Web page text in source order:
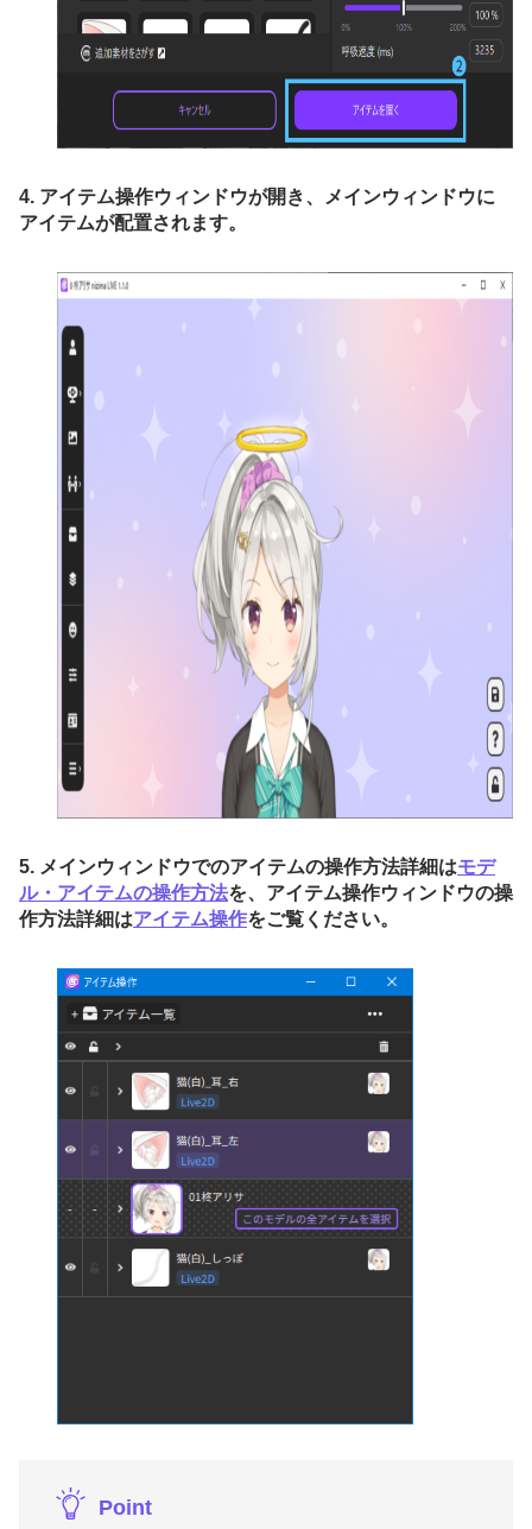
4. アイテム操作ウィンドウが開き、メインウィンドウに
アイテムが配置されます。
5. メインウィンドウでのアイテムの操作方法詳細はモデ
ル・アイテムの操作方法を、アイテム操作ウィンドウの操
作方法詳細はアイテム操作をご覧ください。
Point